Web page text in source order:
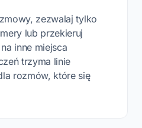
zezwalaj tylko
lub przekieruj
inne miejsca
trzyma linie
rozmów, które się